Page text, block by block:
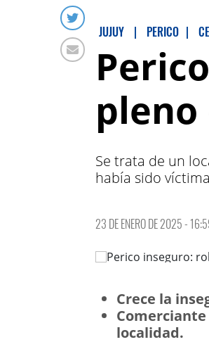
JUJUY | PERICO |
Se trata de un
había sido
23 DE ENERO DE 2025 -
Crece la
localidad.